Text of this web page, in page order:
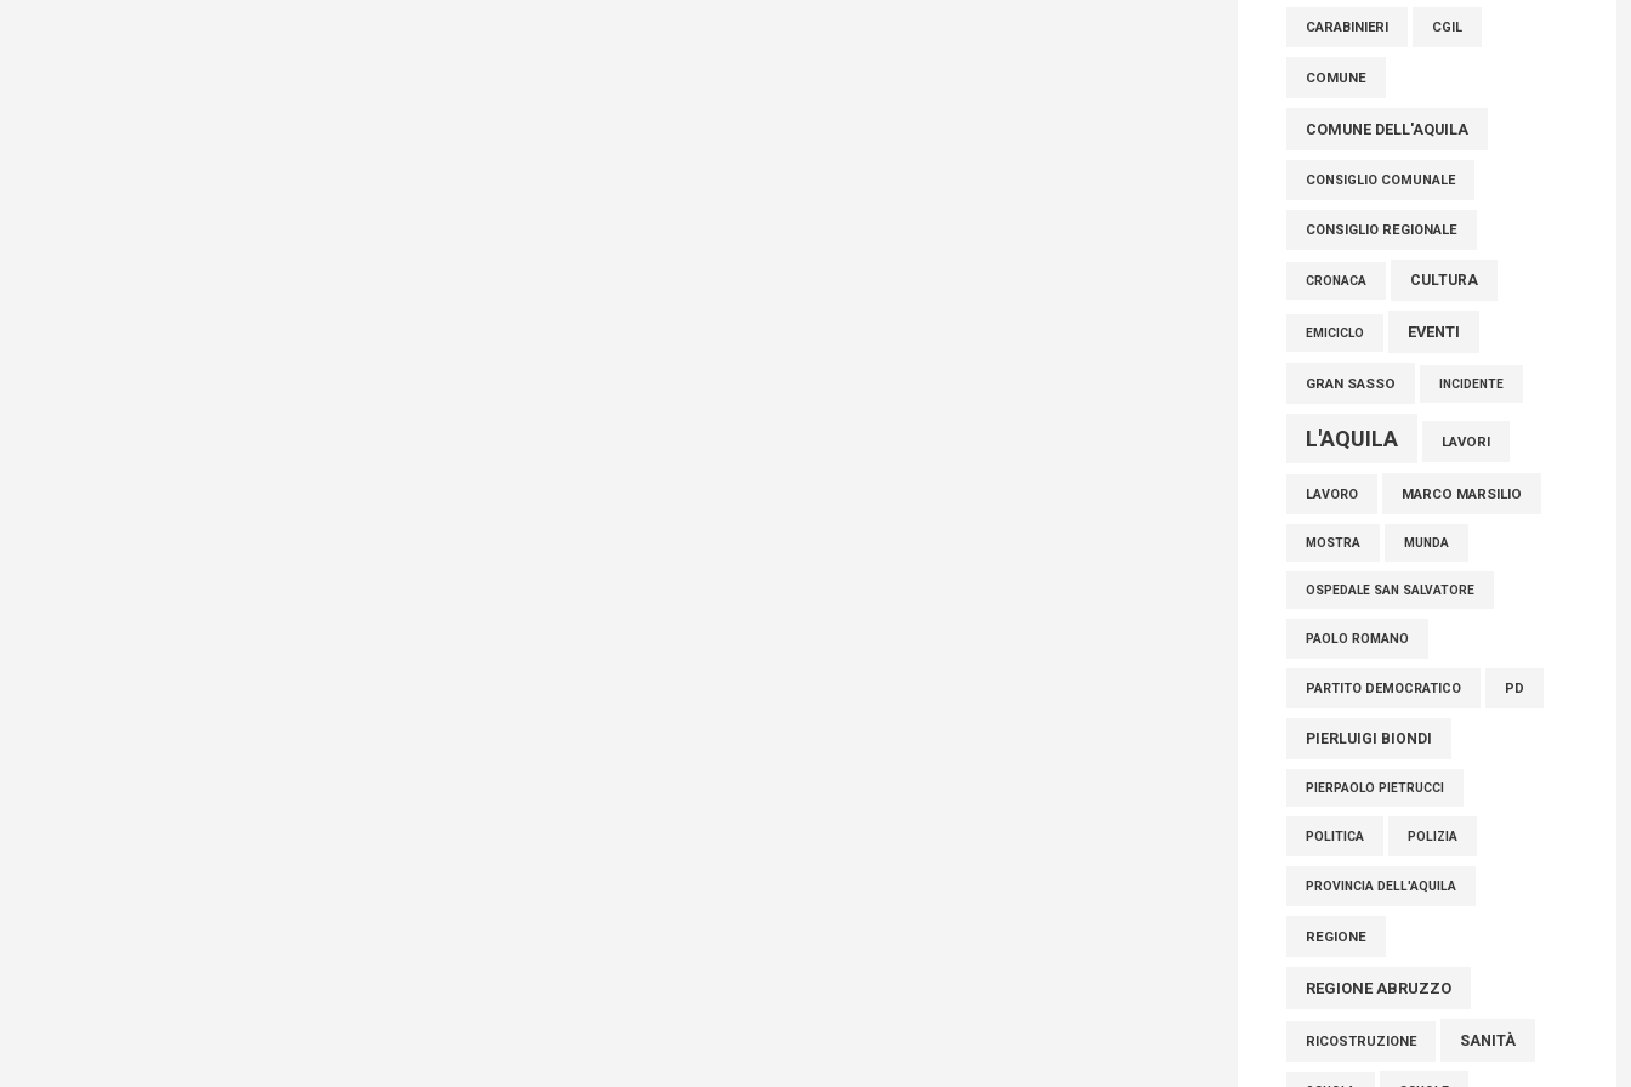
tra cui molti abruzzesi"
06 Agosto 2026
CARABINIERI CGIL
COMUNE
COMUNE DELL'AQUILA
CONSIGLIO COMUNALE
CONSIGLIO REGIONALE
CRONACA CULTURA
EMICICLO EVENTI
GRAN SASSO INCIDENTE
L'AQUILA LAVORI
LAVORO MARCO MARSILIO
MOSTRA MUNDA
OSPEDALE SAN SALVATORE
PAOLO ROMANO
PARTITO DEMOCRATICO PD
PIERLUIGI BIONDI
PIERPAOLO PIETRUCCI
POLITICA POLIZIA
PROVINCIA DELL'AQUILA
REGIONE
REGIONE ABRUZZO
RICOSTRUZIONE SANITÀ